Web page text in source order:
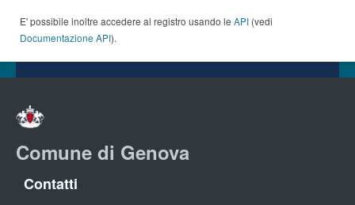
E' possibile inoltre accedere al registro usando le API (vedi
Documentazione API).
Comune di Genova
Contatti